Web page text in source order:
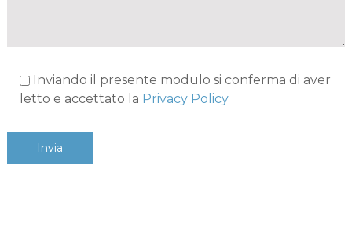
Inviando il presente modulo si conferma di aver
letto e accettato la Privacy Policy